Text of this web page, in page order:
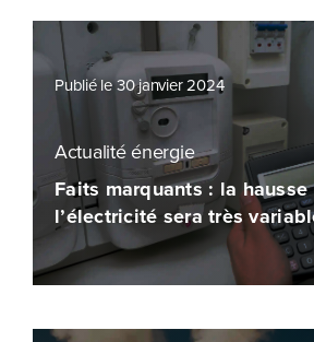
Publié le 30 janvier 2024
Actualité énergie
Faits marquants : la
l’électricité sera très